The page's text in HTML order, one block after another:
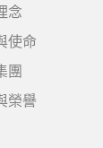
念
使命
團
榮譽